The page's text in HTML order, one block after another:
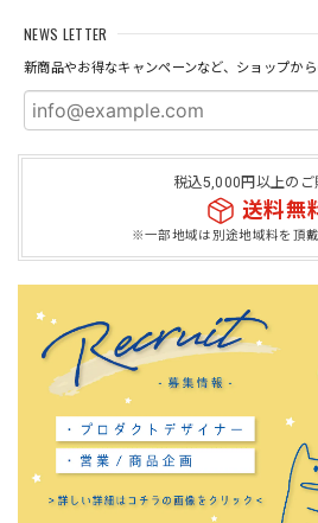
NEWS LETTER
新商品やお得なキャンペーンなど、ショップか
税込5,000円以上のご
送料無
※一部地域は別途地域料を頂